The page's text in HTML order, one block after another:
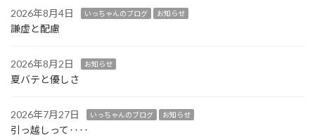
2026年8月4日 いっちゃんのブログ お知らせ
謙虚と配慮
2026年8月2日 お知らせ
夏バテと優しさ
2026年7月27日 いっちゃんのブログ お知らせ
引っ越しって‥‥